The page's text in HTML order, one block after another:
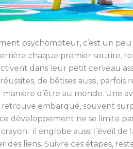
psychomoteur, c’est un
chaque premier sourire,
dans leur petit cerveau
de bêtises aussi,
manière d’être au monde. Une
embarqué, souvent
développement ne se limite
: il englobe aussi l’éveil de
des liens. Suivre ces étapes,